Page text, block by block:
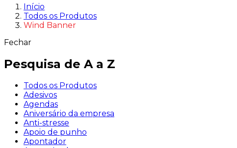
Início
Todos os Produtos
Wind Banner
Fechar
Pesquisa de A a Z
Todos os Produtos
Adesivos
Agendas
Aniversário da empresa
Anti-stresse
Apoio de punho
Apontador